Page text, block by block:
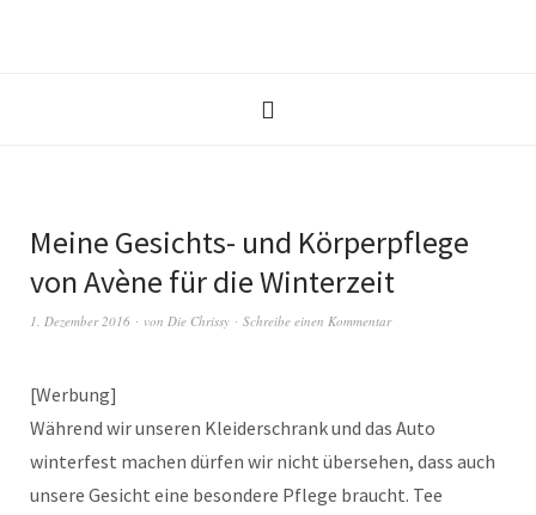
Meine Gesichts- und Körperpflege
von Avène für die Winterzeit
1. Dezember 2016 von Die Chrissy Schreibe einen Kommentar
[Werbung]
Während wir unseren Kleiderschrank und das Auto
winterfest machen dürfen wir nicht übersehen, dass auch
unsere Gesicht eine besondere Pflege braucht. Tee